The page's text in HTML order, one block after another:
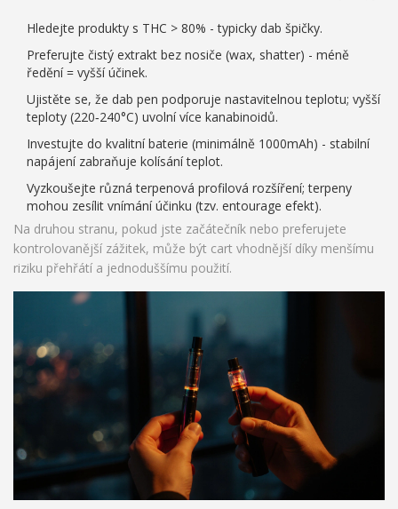
Hledejte produkty s THC > 80% - typicky dab špičky.
Preferujte čistý extrakt bez nosiče (wax, shatter) - méně
ředění = vyšší účinek.
Ujistěte se, že dab pen podporuje nastavitelnou teplotu; vyšší
teploty (220‑240°C) uvolní více kanabinoidů.
Investujte do kvalitní baterie (minimálně 1000mAh) - stabilní
napájení zabraňuje kolísání teplot.
Vyzkoušejte různá terpenová profilová rozšíření; terpeny
mohou zesílit vnímání účinku (tzv. entourage efekt).
Na druhou stranu, pokud jste začátečník nebo preferujete
kontrolovanější zážitek, může být cart vhodnější díky menšímu
riziku přehřátí a jednoduššímu použití.